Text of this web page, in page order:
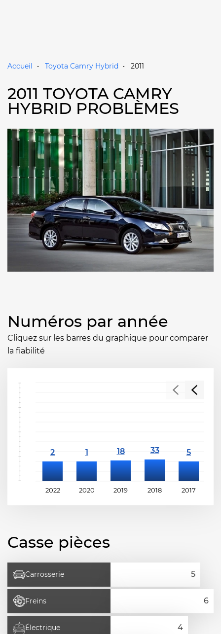
Accueil Toyota Camry Hybrid 2011
2011 TOYOTA CAMRY
HYBRID PROBLÈMES
Numéros par année
Cliquez sur les barres du graphique pour comparer
la fiabilité
2022 2020 2019 2018 2017
Casse pièces
Carrosserie
Freins
Électrique